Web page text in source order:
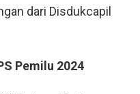
dari Disdukcapil
Pemilu 2024